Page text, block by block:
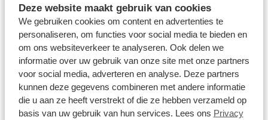
Deze website maakt gebruik van cookies
We gebruiken cookies om content en advertenties te
personaliseren, om functies voor social media te bieden en
om ons websiteverkeer te analyseren. Ook delen we
informatie over uw gebruik van onze site met onze partners
voor social media, adverteren en analyse. Deze partners
kunnen deze gegevens combineren met andere informatie
die u aan ze heeft verstrekt of die ze hebben verzameld op
basis van uw gebruik van hun services. Lees ons Privacy
Verlovingsringen
Vriendschapsringen
Over ons
Aller Spanninga
Historie
Certificaten